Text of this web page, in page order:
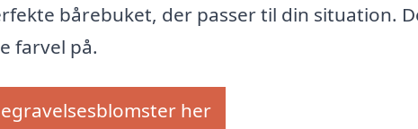
bårebuket, der passer til din situation.
farvel på.
her